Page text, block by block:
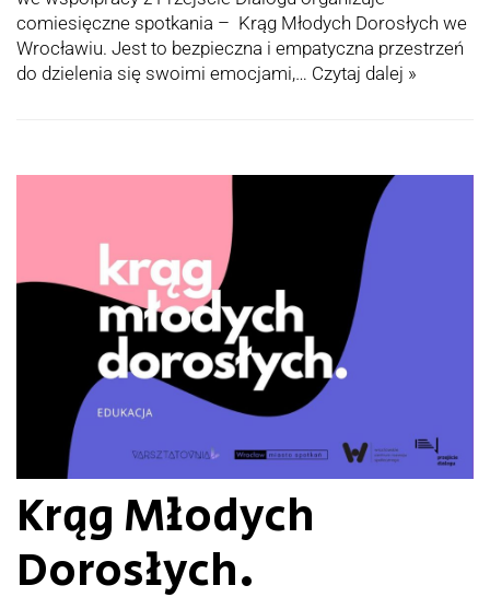
comiesięczne spotkania – Krąg Młodych Dorosłych we
Wrocławiu. Jest to bezpieczna i empatyczna przestrzeń
do dzielenia się swoimi emocjami,… Czytaj dalej »
Krąg Młodych
Dorosłych.